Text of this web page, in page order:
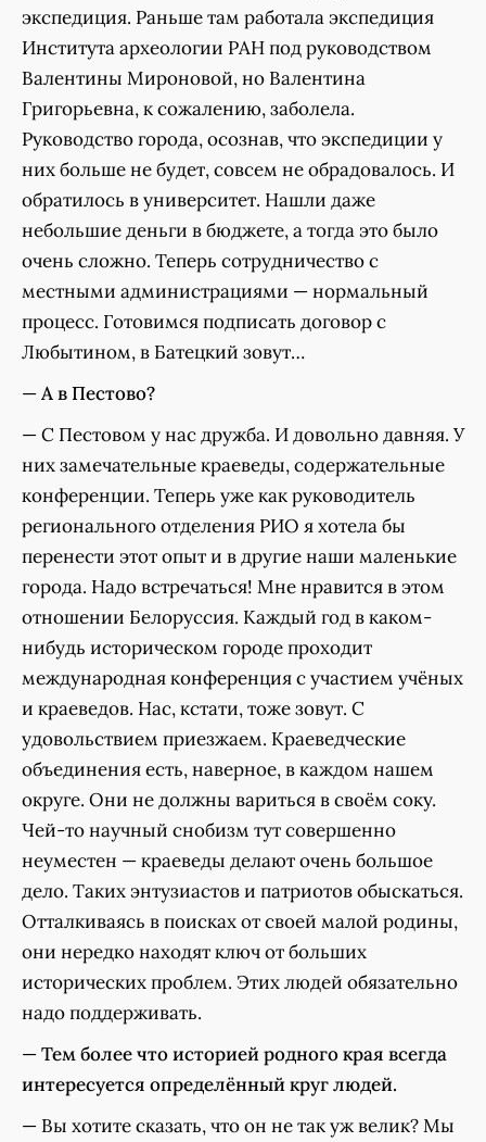
экспедиция. Раньше там работала экспедиция
Института археологии РАН под руководством
Валентины Мироновой, но Валентина
Григорьевна, к сожалению, заболела.
Руководство города, осознав, что экспедиции у
них больше не будет, совсем не обрадовалось. И
обратилось в университет. Нашли даже
небольшие деньги в бюджете, а тогда это было
очень сложно. Теперь сотрудничество с
местными администрациями — нормальный
процесс. Готовимся подписать договор с
Любытином, в Батецкий зовут…
—А в Пестово?
— С Пестовом у нас дружба. И довольно давняя. У
них замечательные краеведы, содержательные
конференции. Теперь уже как руководитель
регионального отделения РИО я хотела бы
перенести этот опыт и в другие наши маленькие
города. Надо встречаться! Мне нравится в этом
отношении Белоруссия. Каждый год в каком-
нибудь историческом городе проходит
международная конференция с участием учёных
и краеведов. Нас, кстати, тоже зовут. С
удовольствием приезжаем. Краеведческие
объединения есть, наверное, в каждом нашем
округе. Они не должны вариться в своём соку.
Чей-то научный снобизм тут совершенно
неуместен — краеведы делают очень большое
дело. Таких энтузиастов и патриотов обыскаться.
Отталкиваясь в поисках от своей малой родины,
они нередко находят ключ от больших
исторических проблем. Этих людей обязательно
надо поддерживать.
—Тем более что историей родного края всегда
интересуется определённый круг людей.
— Вы хотите сказать, что он не так уж велик? Мы